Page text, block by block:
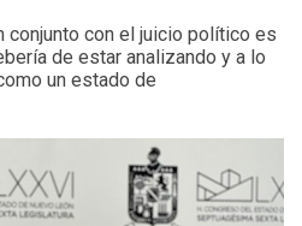
conjunto con el juicio político es
de estar analizando y a lo
un estado de